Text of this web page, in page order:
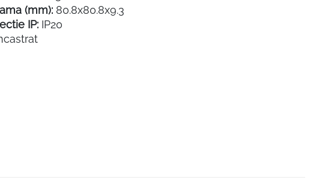
(mm): 80.8x80.8x9.3
IP: IP20